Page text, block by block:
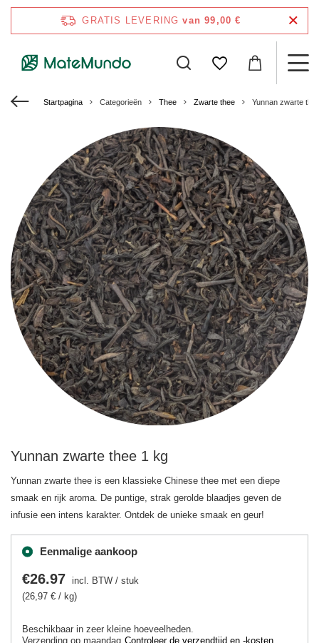
GRATIS LEVERING van 99,00 €
Startpagina Categorieën Thee Zwarte thee Yunnan zwarte
Yunnan zwarte thee 1 kg
Yunnan zwarte thee is een klassieke Chinese thee met een diepe
smaak en rijk aroma. De puntige, strak gerolde blaadjes geven de
infusie een intens karakter. Ontdek de unieke smaak en geur!
Eenmalige aankoop
Beschikbaar in zeer kleine hoeveelheden
Verzending op maandag Controleer de verzendtijd en -kosten
€26.97 incl. BTW / stuk
(26,97 € / kg)